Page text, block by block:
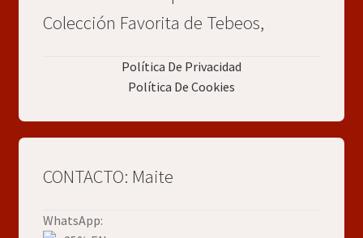
Colección Favorita de Tebeos,
Política De Privacidad
Política De Cookies
CONTACTO: Maite
WhatsApp: